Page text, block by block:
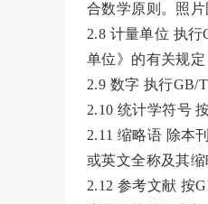
合数学原则。照片
2.8 计量单位 执
单位》的有关规定
2.9 数字 执行GB/
2.10 统计学符号
2.11 缩略语 除本
或英文全称及其缩
2.12 参考文献 按